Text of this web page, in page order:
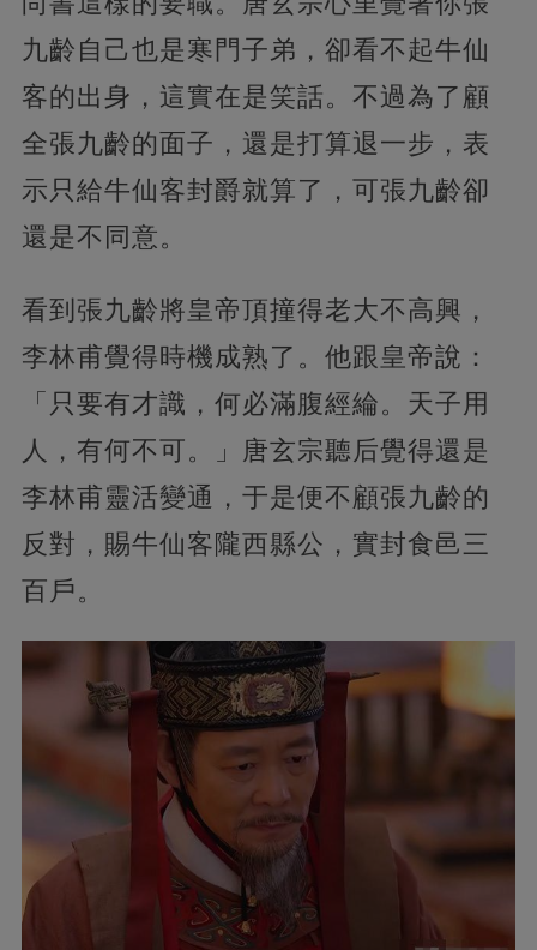
九齡自己也是寒門子弟，卻看不起牛仙
客的出身，這實在是笑話。不過為了顧
全張九齡的面子，還是打算退一步，表
示只給牛仙客封爵就算了，可張九齡卻
還是不同意。
看到張九齡將皇帝頂撞得老大不高興，
李林甫覺得時機成熟了。他跟皇帝說：
「只要有才識，何必滿腹經綸。天子用
人，有何不可。」唐玄宗聽后覺得還是
李林甫靈活變通，于是便不顧張九齡的
反對，賜牛仙客隴西縣公，實封食邑三
百戶。